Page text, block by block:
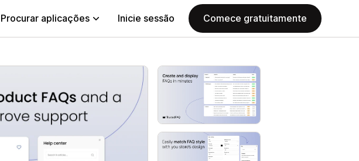
Procurar aplicações Inicie sessão Comece gratuitamente